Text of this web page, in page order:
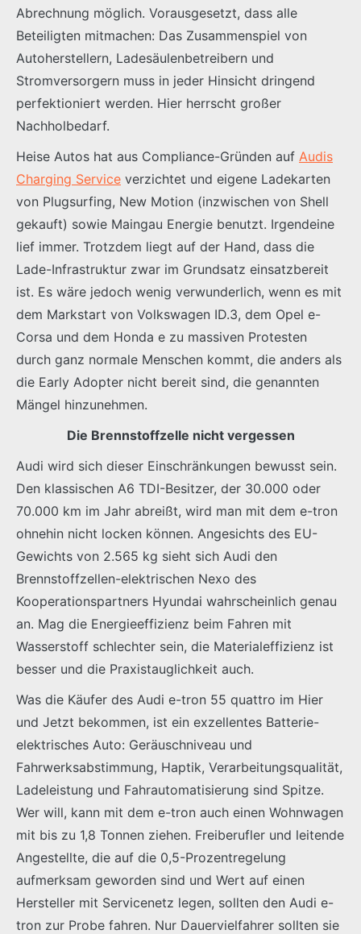
Abrechnung möglich. Vorausgesetzt, dass alle
Beteiligten mitmachen: Das Zusammenspiel von
Autoherstellern, Ladesäulenbetreibern und
Stromversorgern muss in jeder Hinsicht dringend
perfektioniert werden. Hier herrscht großer
Nachholbedarf.
Heise Autos hat aus Compliance-Gründen auf Audis
Charging Service verzichtet und eigene Ladekarten
von Plugsurfing, New Motion (inzwischen von Shell
gekauft) sowie Maingau Energie benutzt. Irgendeine
lief immer. Trotzdem liegt auf der Hand, dass die
Lade-Infrastruktur zwar im Grundsatz einsatzbereit
ist. Es wäre jedoch wenig verwunderlich, wenn es mit
dem Markstart von Volkswagen ID.3, dem Opel e-
Corsa und dem Honda e zu massiven Protesten
durch ganz normale Menschen kommt, die anders als
die Early Adopter nicht bereit sind, die genannten
Mängel hinzunehmen.
Die Brennstoffzelle nicht vergessen
Audi wird sich dieser Einschränkungen bewusst sein.
Den klassischen A6 TDI-Besitzer, der 30.000 oder
70.000 km im Jahr abreißt, wird man mit dem e-tron
ohnehin nicht locken können. Angesichts des EU-
Gewichts von 2.565 kg sieht sich Audi den
Brennstoffzellen-elektrischen Nexo des
Kooperationspartners Hyundai wahrscheinlich genau
an. Mag die Energieeffizienz beim Fahren mit
Wasserstoff schlechter sein, die Materialeffizienz ist
besser und die Praxistauglichkeit auch.
Was die Käufer des Audi e-tron 55 quattro im Hier
und Jetzt bekommen, ist ein exzellentes Batterie-
elektrisches Auto: Geräuschniveau und
Fahrwerksabstimmung, Haptik, Verarbeitungsqualität,
Ladeleistung und Fahrautomatisierung sind Spitze.
Wer will, kann mit dem e-tron auch einen Wohnwagen
mit bis zu 1,8 Tonnen ziehen. Freiberufler und leitende
Angestellte, die auf die 0,5-Prozentregelung
aufmerksam geworden sind und Wert auf einen
Hersteller mit Servicenetz legen, sollten den Audi e-
tron zur Probe fahren. Nur Dauervielfahrer sollten sie